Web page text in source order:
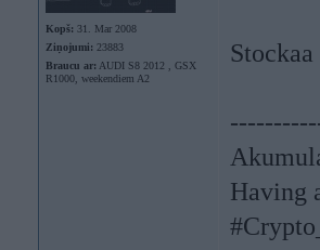
Kopš: 31. Mar 2008
Ziņojumi: 23883
Braucu ar: AUDI S8 2012 , GSX
R1000, weekendiem A2
Having